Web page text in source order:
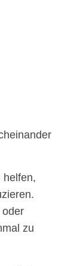
helfen,
zu